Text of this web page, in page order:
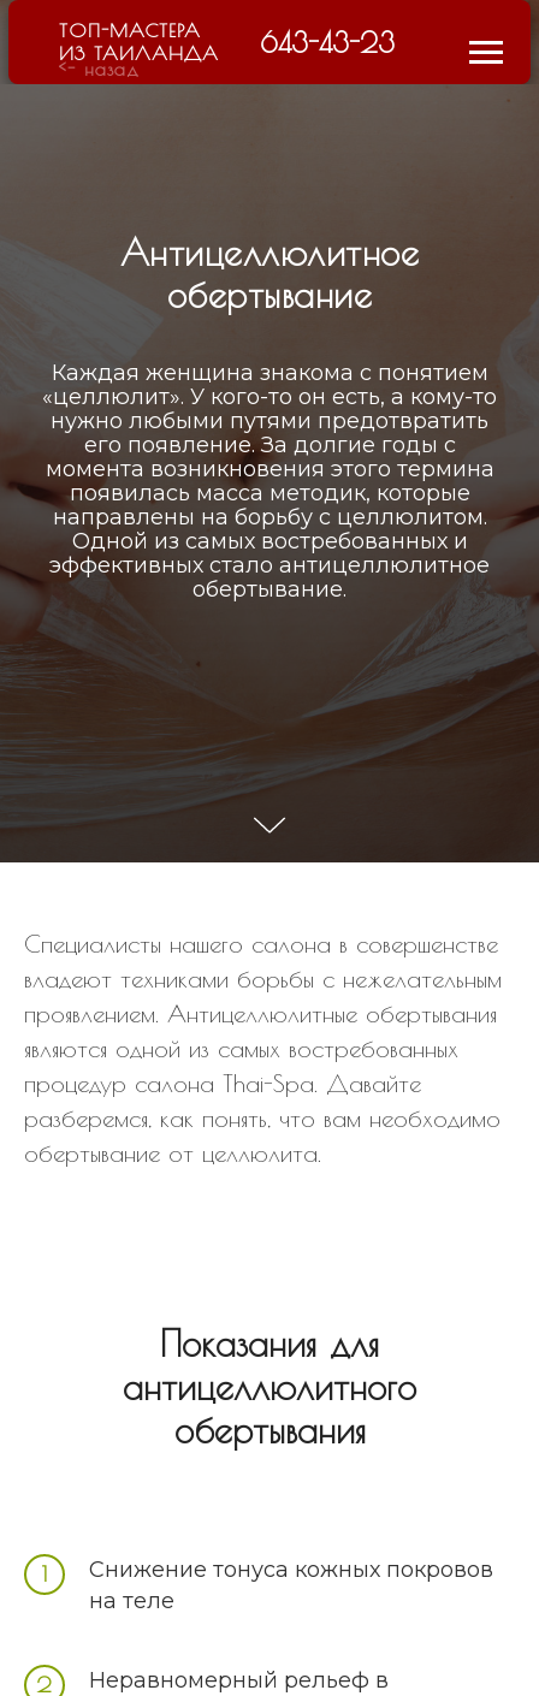
ТОП-МАСТЕРА
ИЗ ТАИЛАНДА
643-43-23
<- назад
Антицеллюлитное
обертывание
Каждая женщина знакома с понятием
«целлюлит». У кого-то он есть, а кому-то
нужно любыми путями предотвратить
его появление. За долгие годы с
момента возникновения этого термина
появилась масса методик, которые
направлены на борьбу с целлюлитом.
Одной из самых востребованных и
эффективных стало антицеллюлитное
обертывание.
Специалисты нашего салона в совершенстве
владеют техниками борьбы с нежелательным
проявлением. Антицеллюлитные обертывания
являются одной из самых востребованных
процедур салона Thai-Spa. Давайте
разберемся, как понять, что вам необходимо
обертывание от целлюлита.
Показания для
антицеллюлитного
обертывания
Снижение тонуса кожных покровов
на теле
Неравномерный рельеф в